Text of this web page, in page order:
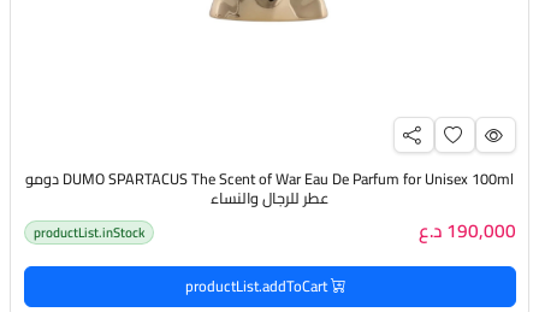
DUMO SPARTACUS The Scent of War Eau De Parfum for Unisex 100ml دومو
عطر للرجال والنساء
190,000 د.ع productList.inStock
productList.addToCart